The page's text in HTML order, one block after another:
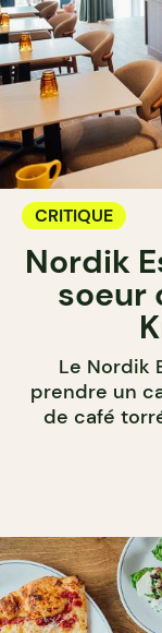
CRITIQUE
Nordik
soeur
Le Nordik
prendre un
de café